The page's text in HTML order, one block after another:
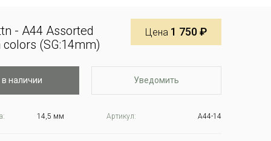
- A44 Assorted
(SG:14mm)
Цена 1 750 ₽
в наличии Уведомить
14,5 мм Артикул: A44-14